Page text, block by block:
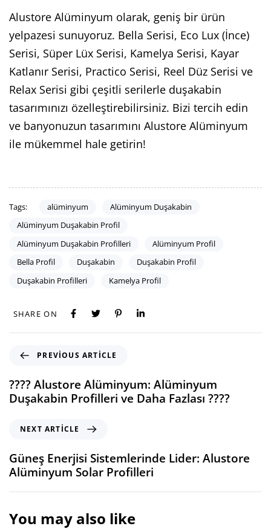
Alustore Alüminyum olarak, geniş bir ürün
yelpazesi sunuyoruz. Bella Serisi, Eco Lux (İnce)
Serisi, Süper Lüx Serisi, Kamelya Serisi, Kayar
Katlanır Serisi, Practico Serisi, Reel Düz Serisi ve
Relax Serisi gibi çeşitli serilerle duşakabin
tasarımınızı özelleştirebilirsiniz. Bizi tercih edin
ve banyonuzun tasarımını Alustore Alüminyum
ile mükemmel hale getirin!
Tags: alüminyum
Alüminyum Duşakabin
Alüminyum Duşakabin Profil
Alüminyum Duşakabin Profilleri
Alüminyum Profil
Bella Profil
Duşakabin
Duşakabin Profil
Duşakabin Profilleri
Kamelya Profil
SHARE ON
PREVIOUS ARTICLE
???? Alustore Alüminyum: Alüminyum
Duşakabin Profilleri ve Daha Fazlası ????
NEXT ARTICLE
Güneş Enerjisi Sistemlerinde Lider: Alustore
Alüminyum Solar Profilleri
You may also like